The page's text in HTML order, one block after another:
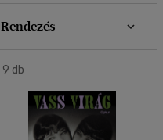
Rendezés
9 db